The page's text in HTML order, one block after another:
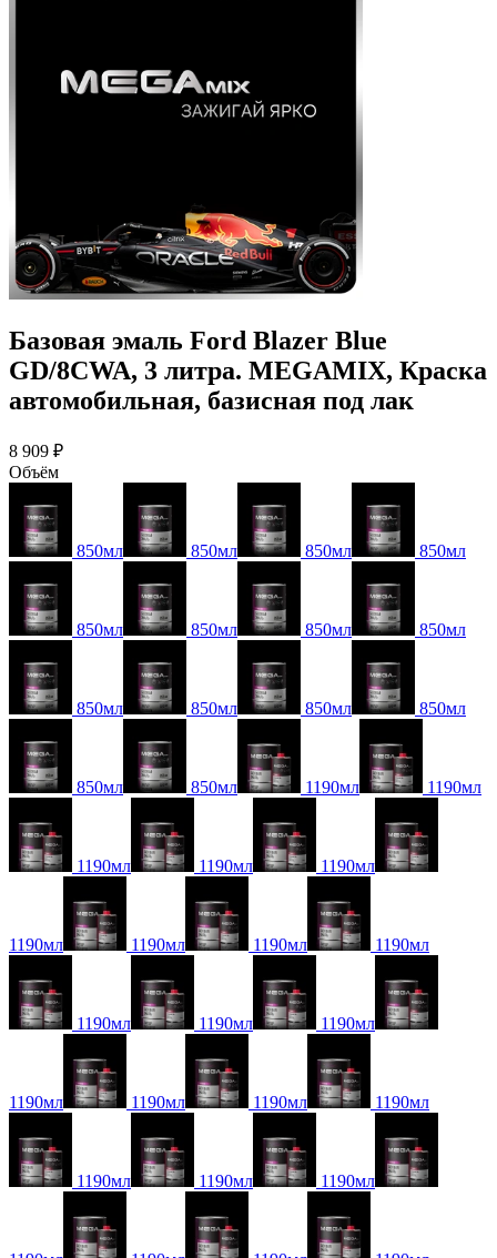
Базовая эмаль Ford Blazer Blue
GD/8CWA, 3 литра. MEGAMIX, Краска
автомобильная, базисная под лак
8 909 ₽
Объём
850мл 850мл 850мл 850мл
850мл 850мл 850мл 850мл
850мл 850мл 850мл 850мл
850мл 850мл 1190мл 1190мл
1190мл 1190мл 1190мл
1190мл 1190мл 1190мл 1190мл
1190мл 1190мл 1190мл
1190мл 1190мл 1190мл 1190мл
1190мл 1190мл 1190мл